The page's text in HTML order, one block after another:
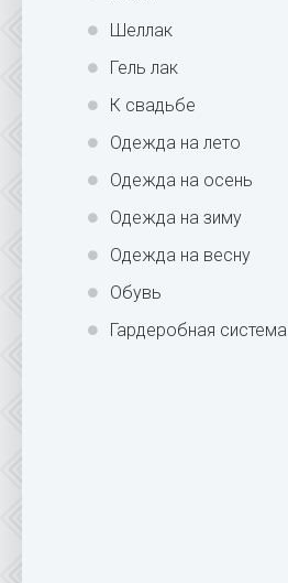
Шеллак
Гель лак
К свадьбе
Одежда на лето
Одежда на осень
Одежда на зиму
Одежда на весну
Обувь
Гардеробная система